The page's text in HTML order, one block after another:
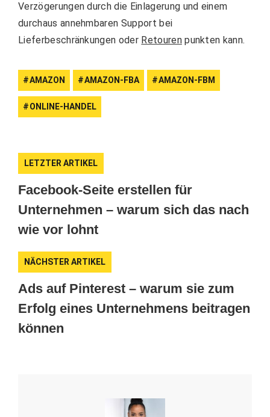
Verzögerungen durch die Einlagerung und einem
durchaus annehmbaren Support bei
Lieferbeschränkungen oder Retourenpunkten kann.
AMAZON AMAZON-FBA AMAZON-FBM
ONLINE-HANDEL
LETZTER ARTIKEL
Facebook-Seite erstellen für
Unternehmen – warum sich das nach
wie vor lohnt
NÄCHSTER ARTIKEL
Ads auf Pinterest – warum sie zum
Erfolg eines Unternehmens beitragen
können